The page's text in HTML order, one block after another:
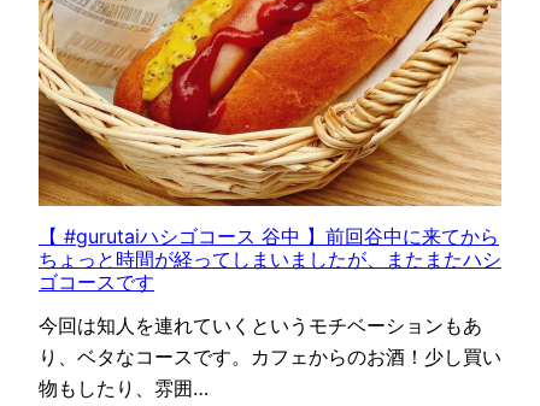
【 #gurutaiハシゴコース 谷中 】前回谷中に来てから
ちょっと時間が経ってしまいましたが、またまたハシ
ゴコースです
今回は知人を連れていくというモチベーションもあ
り、ベタなコースです。カフェからのお酒！少し買い
物もしたり、雰囲…